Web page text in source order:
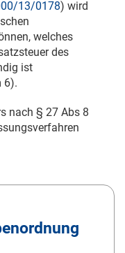
13/0178) wird
welches
des
ist
6).
nach § 27 Abs 8